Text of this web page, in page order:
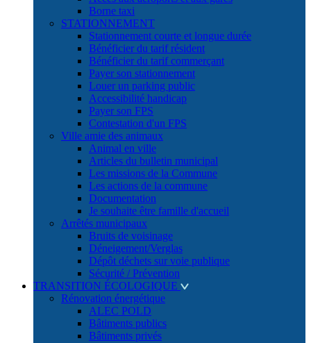
Borne taxi
STATIONNEMENT
Stationnement courte et longue durée
Bénéficier du tarif résident
Bénéficier du tarif commerçant
Payer son stationnement
Louer un parking public
Accessibilité handicap
Payer son FPS
Contestation d'un FPS
Ville amie des animaux
Animal en ville
Articles du bulletin municipal
Les missions de la Commune
Les actions de la commune
Documentation
Je souhaite être famille d'accueil
Arrêtés municipaux
Bruits de voisinage
Déneigement/Verglas
Dépôt déchets sur voie publique
Sécurité / Prévention
TRANSITION ÉCOLOGIQUE
Rénovation énergétique
ALEC POLD
Bâtiments publics
Bâtiments privés